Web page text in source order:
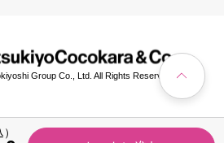
Group Co., Ltd. All Rights Reserved.